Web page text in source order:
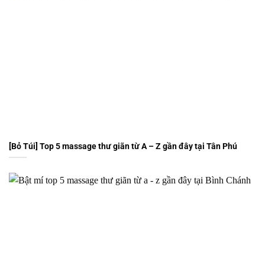
[Bỏ Túi] Top 5 massage thư giãn từ A – Z gần đây tại Tân Phú